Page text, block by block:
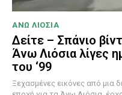
ΑΝΩ ΛΙΟΣΙΑ
Δείτε – Σπάνιο
Άνω Λιόσια λίγες
του ‘99
Ξεχασμένες εικόνες από μια